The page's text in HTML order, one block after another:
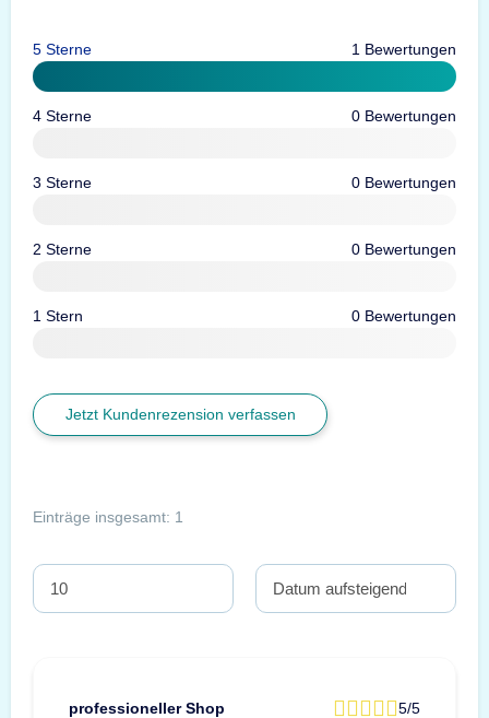
5 Sterne 1 Bewertungen
4 Sterne 0 Bewertungen
3 Sterne 0 Bewertungen
2 Sterne 0 Bewertungen
1 Stern 0 Bewertungen
Jetzt Kundenrezension verfassen
Einträge insgesamt: 1
professioneller Shop 5/5